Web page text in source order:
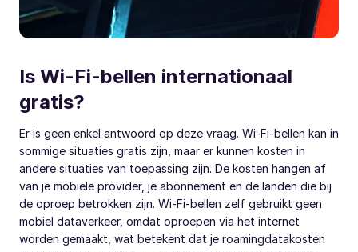
Is Wi-Fi-bellen internationaal
gratis?
Er is geen enkel antwoord op deze vraag. Wi-Fi-bellen kan in
sommige situaties gratis zijn, maar er kunnen kosten in
andere situaties van toepassing zijn. De kosten hangen af
van je mobiele provider, je abonnement en de landen die bij
de oproep betrokken zijn. Wi-Fi-bellen zelf gebruikt geen
mobiel dataverkeer, omdat oproepen via het internet
worden gemaakt, wat betekent dat je roamingdatakosten